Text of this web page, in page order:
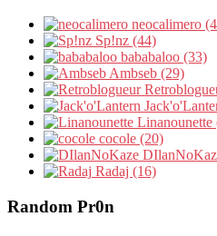
neocalimero
Sp!nz (44)
bababaloo (33)
Ambseb (29)
Linanounette
cocole (20)
Radaj (16)
Random Pr0n